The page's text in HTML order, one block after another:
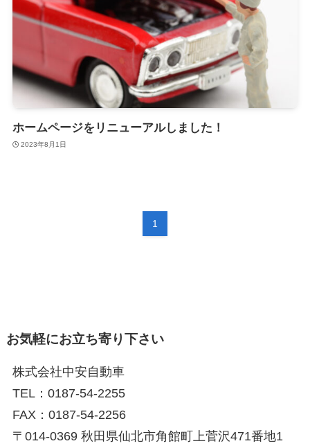
ホームページをリニューアルしました！
2023年8月1日
1
お気軽にお立ち寄り下さい
株式会社中安自動車
TEL：0187-54-2255
FAX：0187-54-2256
〒014-0369 秋田県仙北市角館町上菅沢471番地1